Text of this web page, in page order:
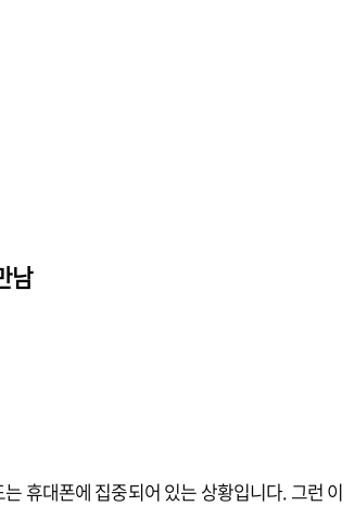
남
휴대폰에 집중되어 있는 상황입니다. 그런 이